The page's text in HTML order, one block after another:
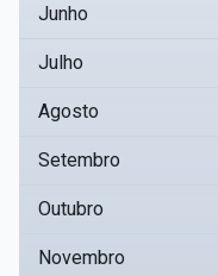
Junho
Julho
Agosto
Setembro
Outubro
Novembro